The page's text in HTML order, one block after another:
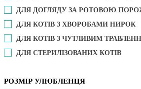
ДЛЯ ДОГЛЯДУ ЗА РОТОВОЮ
ДЛЯ КОТІВ З ХВОРОБАМИ НИРОК
ДЛЯ КОТІВ З ЧУТЛИВИМ
ДЛЯ СТЕРИЛІЗОВАНИХ КОТІВ
РОЗМІР УЛЮБЛЕНЦЯ